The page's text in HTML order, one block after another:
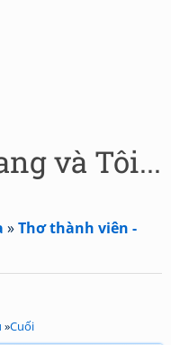
và Tôi...
»Thơ thành viên -
»Cuối